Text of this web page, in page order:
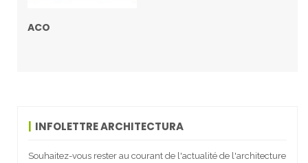
ACO
INFOLETTRE ARCHITECTURA
Souhaitez-vous rester au courant de l'actualité de l'architecture